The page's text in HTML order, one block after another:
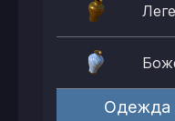
Одежда